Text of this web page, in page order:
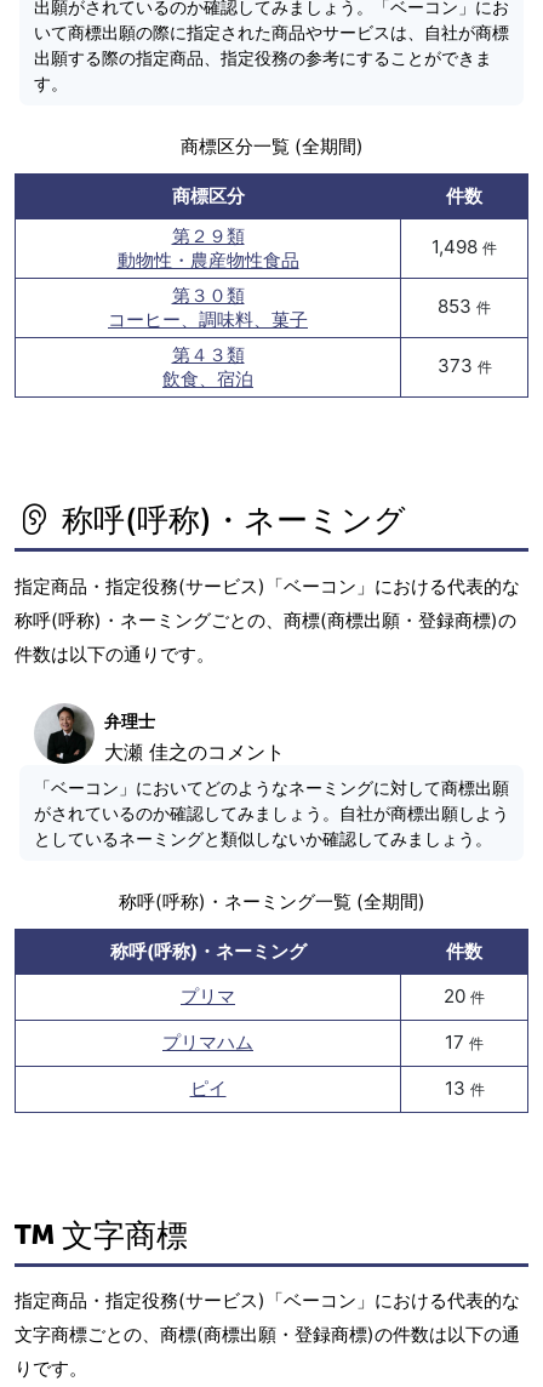
出願がされているのか確認してみましょう。「ベーコン」にお
いて商標出願の際に指定された商品やサービスは、自社が商標
出願する際の指定商品、指定役務の参考にすることができま
す。
商標区分一覧 (全期間)
商標区分
件数
第２９類
動物性・農産物性食品
1,498 件
第３０類
コーヒー、調味料、菓子
853 件
第４３類
飲食、宿泊
373 件
称呼(呼称)・ネーミング
指定商品・指定役務(サービス)「ベーコン」における代表的な
称呼(呼称)・ネーミングごとの、商標(商標出願・登録商標)の
件数は以下の通りです。
弁理士
大瀬 佳之のコメント
「ベーコン」においてどのようなネーミングに対して商標出願
がされているのか確認してみましょう。自社が商標出願しよう
としているネーミングと類似しないか確認してみましょう。
称呼(呼称)・ネーミング一覧 (全期間)
称呼(呼称)・ネーミング
件数
プリマ
20 件
プリマハム 17 件
ピイ 13 件
文字商標
指定商品・指定役務(サービス)「ベーコン」における代表的な
文字商標ごとの、商標(商標出願・登録商標)の件数は以下の通
りです。